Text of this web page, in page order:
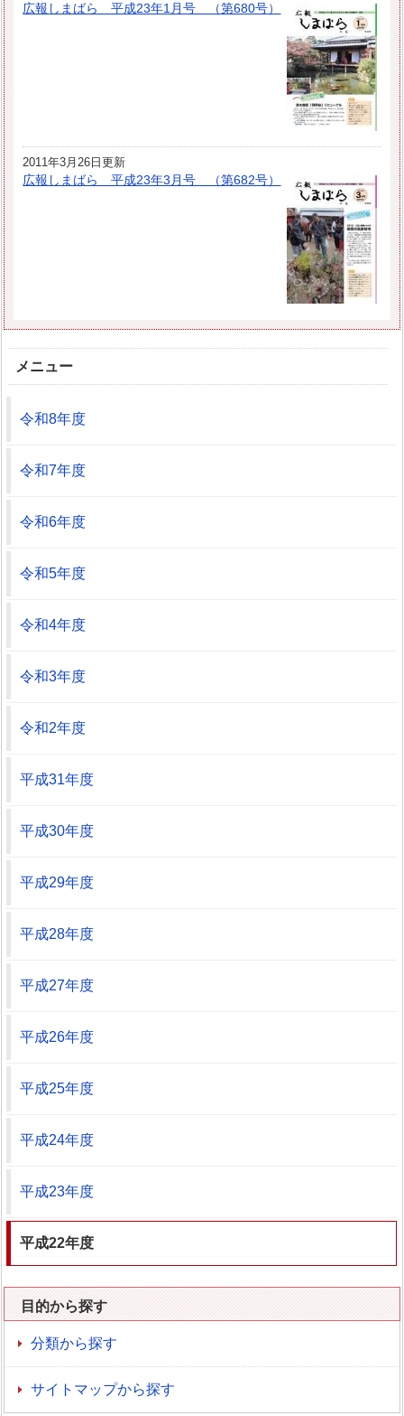
広報しまばら 平成23年1月号 （第680号）
2011年3月26日更新
広報しまばら 平成23年3月号 （第682号）
メニュー
令和8年度
令和7年度
令和6年度
令和5年度
令和4年度
令和3年度
令和2年度
平成31年度
平成30年度
平成29年度
平成28年度
平成27年度
平成26年度
平成25年度
平成24年度
平成23年度
平成22年度
目的から探す
分類から探す
サイトマップから探す